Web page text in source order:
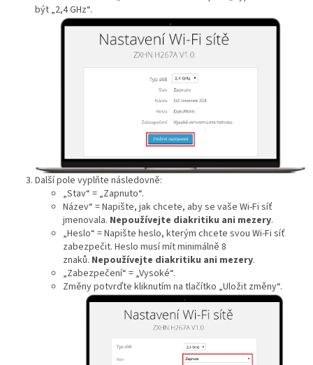
být „2,4 GHz“.
Další pole vyplňte následovně:
„Stav“ = „Zapnuto“.
Název“ = Napište, jak chcete, aby se vaše Wi‑Fi síť
jmenovala. Nepoužívejte diakritiku ani mezery.
„Heslo“ = Napište heslo, kterým chcete svou Wi‑Fi síť
zabezpečit. Heslo musí mít minimálně 8
znaků. Nepoužívejte diakritiku ani mezery.
„Zabezpečení“ = „Vysoké“.
Změny potvrďte kliknutím na tlačítko „Uložit změny“.